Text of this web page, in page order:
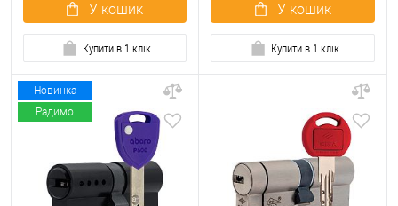
У кошик
Купити в 1 клік
У кошик
Купити в 1 клік
Новинка
Радимо